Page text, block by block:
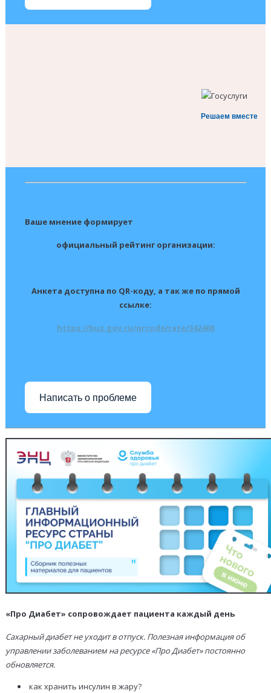
Решаем вместе
Ваше мнение формирует
официальный рейтинг организации:
Анкета доступна по QR-коду, а так же по прямой
ссылке:
https://bus.gov.ru/qrcode/rate/342468
Написать о проблеме
«Про Диабет» сопровождает пациента каждый день
Сахарный диабет не уходит в отпуск. Полезная информация об
управлении заболеванием на ресурсе «Про Диабет» постоянно
обновляется.
как хранить инсулин в жару?